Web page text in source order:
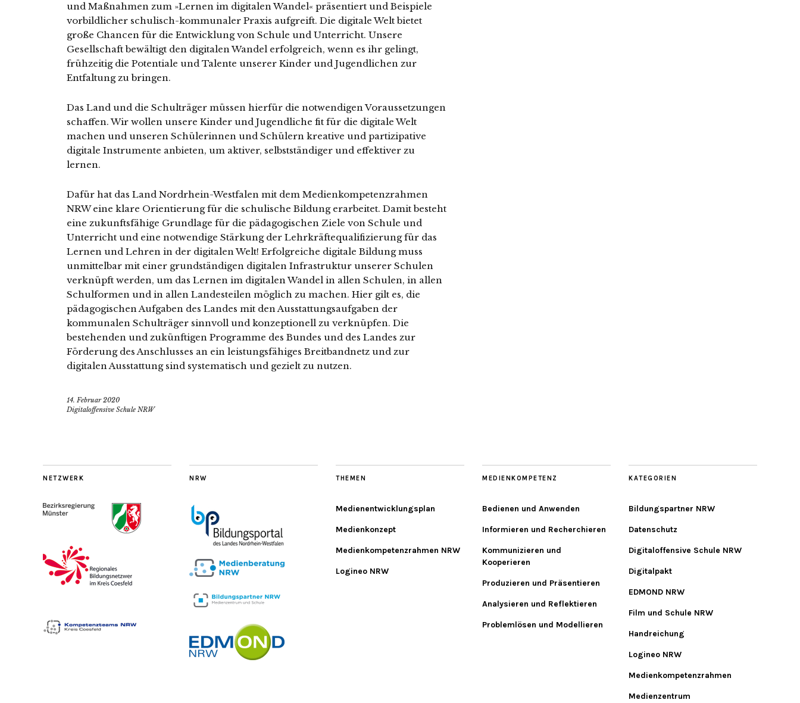
und Maßnahmen zum »Lernen im digitalen Wandel« präsentiert und Beispiele
vorbildlicher schulisch-kommunaler Praxis aufgreift. Die digitale Welt bietet
große Chancen für die Entwicklung von Schule und Unterricht. Unsere
Gesellschaft bewältigt den digitalen Wandel erfolgreich, wenn es ihr gelingt,
frühzeitig die Potentiale und Talente unserer Kinder und Jugendlichen zur
Entfaltung zu bringen.
Das Land und die Schulträger müssen hierfür die notwendigen Voraussetzungen
schaffen. Wir wollen unsere Kinder und Jugendliche fit für die digitale Welt
machen und unseren Schülerinnen und Schülern kreative und partizipative
digitale Instrumente anbieten, um aktiver, selbstständiger und effektiver zu
lernen.
Dafür hat das Land Nordrhein-Westfalen mit dem Medienkompetenzrahmen
NRW eine klare Orientierung für die schulische Bildung erarbeitet. Damit besteht
eine zukunftsfähige Grundlage für die pädagogischen Ziele von Schule und
Unterricht und eine notwendige Stärkung der Lehrkräftequalifizierung für das
Lernen und Lehren in der digitalen Welt! Erfolgreiche digitale Bildung muss
unmittelbar mit einer grundständigen digitalen Infrastruktur unserer Schulen
verknüpft werden, um das Lernen im digitalen Wandel in allen Schulen, in allen
Schulformen und in allen Landesteilen möglich zu machen. Hier gilt es, die
pädagogischen Aufgaben des Landes mit den Ausstattungsaufgaben der
kommunalen Schulträger sinnvoll und konzeptionell zu verknüpfen. Die
bestehenden und zukünftigen Programme des Bundes und des Landes zur
Förderung des Anschlusses an ein leistungsfähiges Breitbandnetz und zur
digitalen Ausstattung sind systematisch und gezielt zu nutzen.
14. Februar 2020
Digitaloffensive Schule NRW
NETZWERK NRW THEMEN
Medienentwicklungsplan
Medienkonzept
Medienkompetenzrahmen NRW
Logineo NRW
MEDIENKOMPETENZ
Bedienen und Anwenden
Informieren und Recherchieren
Kommunizieren und
Kooperieren
Produzieren und Präsentieren
Analysieren und Reflektieren
Problemlösen und Modellieren
KATEGORIEN
Bildungspartner NRW
Datenschutz
Digitaloffensive Schule NRW
Digitalpakt
EDMOND NRW
Film und Schule NRW
Handreichung
Logineo NRW
Medienkompetenzrahmen
Medienzentrum